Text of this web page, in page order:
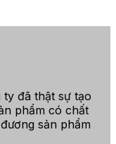
ty đã thật sự tạo
phẩm có chất
sản phẩm